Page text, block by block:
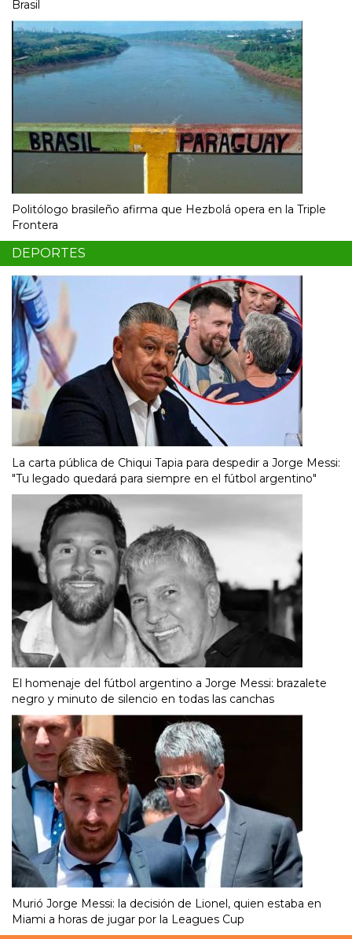
Brasil
Politólogo brasileño afirma que Hezbolá opera en la Triple
Frontera
DEPORTES
La carta pública de Chiqui Tapia para despedir a Jorge Messi:
"Tu legado quedará para siempre en el fútbol argentino"
El homenaje del fútbol argentino a Jorge Messi: brazalete
negro y minuto de silencio en todas las canchas
Murió Jorge Messi: la decisión de Lionel, quien estaba en
Miami a horas de jugar por la Leagues Cup